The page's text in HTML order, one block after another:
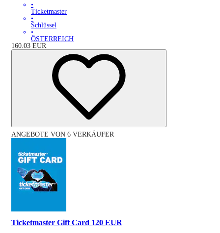
•
Ticketmaster
•
Schlüssel
•
ÖSTERREICH
160.03 EUR
ANGEBOTE VON 6 VERKÄUFER
Ticketmaster Gift Card 120 EUR